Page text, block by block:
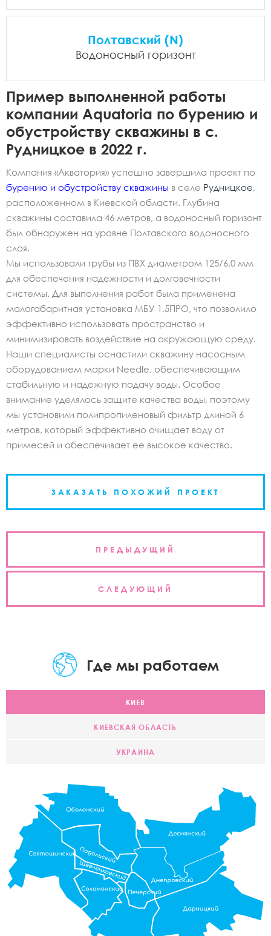
Пример выполненной работы
компании Aquatoria по бурению и
обустройству скважины в с.
Рудницкое в 2022 г.
Компания «Акватория» успешно завершила проект по
бурению и обустройству скважины в селе Рудницкое,
расположенном в Киевской области. Глубина
скважины составила 46 метров, а водоносный горизонт
был обнаружен на уровне Полтавского водоносного
слоя.
Мы использовали трубы из ПВХ диаметром 125/6,0 мм
для обеспечения надежности и долговечности
системы. Для выполнения работ была применена
малогабаритная установка МБУ 1,5ПРО, что позволило
эффективно использовать пространство и
минимизировать воздействие на окружающую среду.
Наши специалисты оснастили скважину насосным
оборудованием марки Needle, обеспечивающим
стабильную и надежную подачу воды. Особое
внимание уделялось защите качества воды, поэтому
мы установили полипропиленовый фильтр длиной 6
метров, который эффективно очищает воду от
примесей и обеспечивает ее высокое качество.
Полтавский (N)
Водоносный горизонт
ЗАКАЗАТЬ ПОХОЖИЙ ПРОЕКТ
Навигация
записям
ПРЕДЫДУЩИЙ
СЛЕДУЮЩИЙ
Где мы работаем
КИЕВ
КИЕВСКАЯ ОБЛАСТЬ
УКРАИНА